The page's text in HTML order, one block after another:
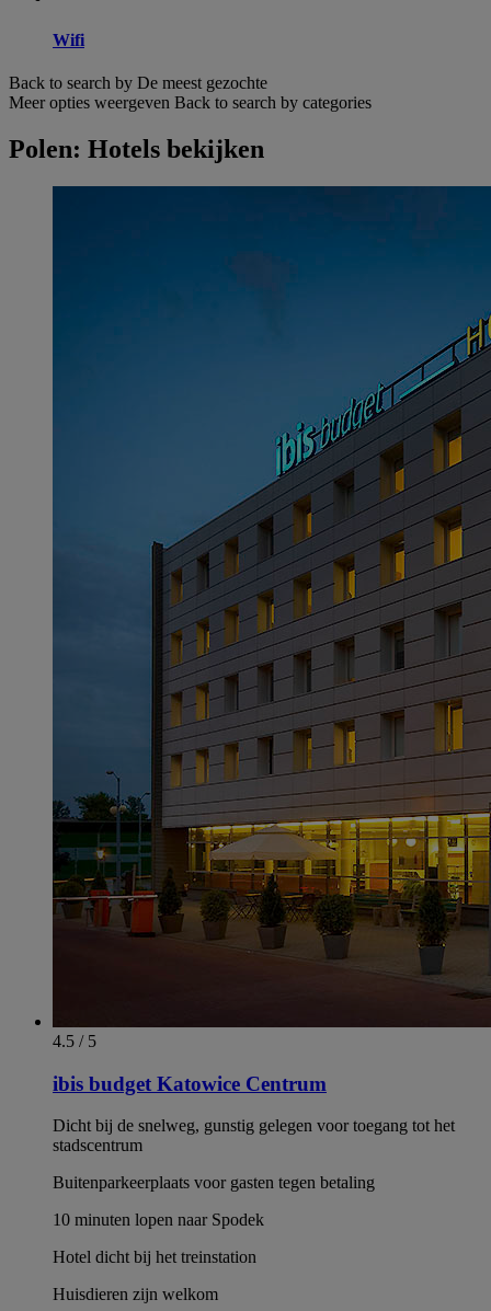
Wifi
Back to search by De meest gezochte
Meer opties weergeven Back to search by categories
Polen: Hotels bekijken
4.5 / 5
ibis budget Katowice Centrum
Dicht bij de snelweg, gunstig gelegen voor toegang tot het
stadscentrum
Buitenparkeerplaats voor gasten tegen betaling
10 minuten lopen naar Spodek
Hotel dicht bij het treinstation
Huisdieren zijn welkom